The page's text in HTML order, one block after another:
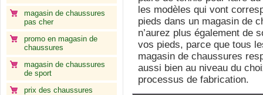
magasin de chaussures
pas cher
promo en magasin de
chaussures
magasin de chaussures
de sport
prix des chaussures
les modèles qui vont
pieds dans un magasin de
n’aurez plus également de
vos pieds, parce que tous
magasin de chaussures
aussi bien au niveau du
processus de fabrication.